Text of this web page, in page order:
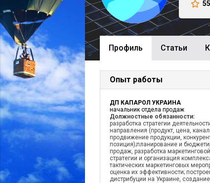
55
Профиль Cтатьи
Опыт работы
ДП КАПАРОЛ УКРАИНА
начальник отдела продаж
Должностные обязанности:
разработка стратегии
направления (продукт, цена,
продвижение продукции,
позиция);планирование и
продаж, разработка маркетинговой
стратегии и организация
тактических маркетинговых
оценка их эффективности;
дистрибуции на Украине, создание